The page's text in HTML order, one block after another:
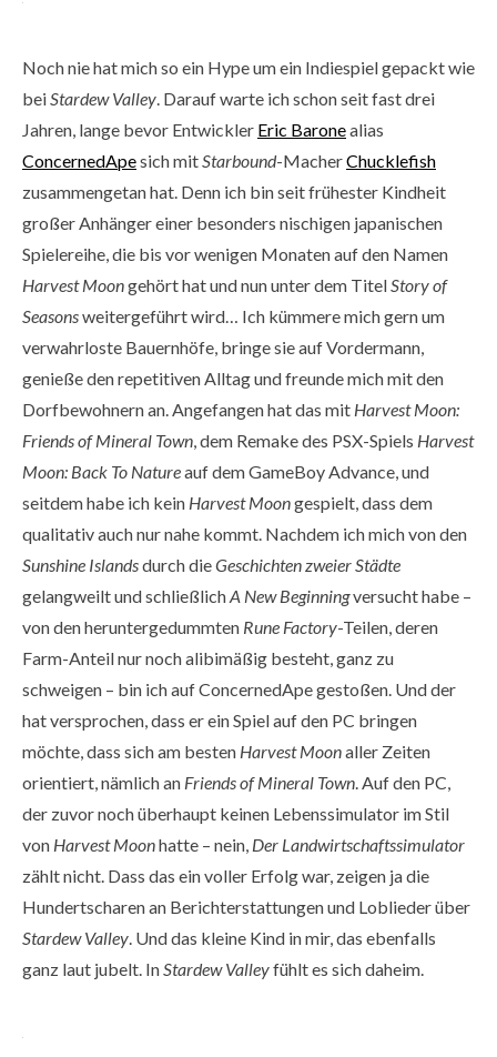
Noch nie hat mich so ein Hype um ein Indiespiel gepackt wie
beiStardew Valley. Darauf warte ich schon seit fast drei
Jahren, lange bevor Entwickler Eric Baronealias
ConcernedApesich mitStarbound-MacherChucklefish
zusammengetan hat. Denn ich bin seit frühester Kindheit
großer Anhänger einer besonders nischigen japanischen
Spielereihe, die bis vor wenigen Monaten auf den Namen
Harvest Moongehört hat und nun unter dem TitelStory of
Seasonsweitergeführt wird… Ich kümmere mich gern um
verwahrloste Bauernhöfe, bringe sie auf Vordermann,
genieße den repetitiven Alltag und freunde mich mit den
Dorfbewohnern an. Angefangen hat das mit Harvest Moon:
Friends of Mineral Town, dem Remake des PSX-Spiels Harvest
Moon: Back To Natureauf dem GameBoy Advance, und
seitdem habe ich kein Harvest Moongespielt, dass dem
qualitativ auch nur nahe kommt. Nachdem ich mich von den
Sunshine Islandsdurch dieGeschichten zweier Städte
gelangweilt und schließlichA New Beginningversucht habe –
von den heruntergedummten Rune Factory-Teilen, deren
Farm-Anteil nur noch alibimäßig besteht, ganz zu
schweigen – bin ich auf ConcernedApe gestoßen. Und der
hat versprochen, dass er ein Spiel auf den PC bringen
möchte, dass sich am besten Harvest Moonaller Zeiten
orientiert, nämlich an Friends of Mineral Town. Auf den PC,
der zuvor noch überhaupt keinen Lebenssimulator im Stil
von Harvest Moonhatte – nein, Der Landwirtschaftssimulator
zählt nicht. Dass das ein voller Erfolg war, zeigen ja die
Hundertscharen an Berichterstattungen und Loblieder über
Stardew Valley. Und das kleine Kind in mir, das ebenfalls
ganz laut jubelt. InStardew Valleyfühlt es sich daheim.